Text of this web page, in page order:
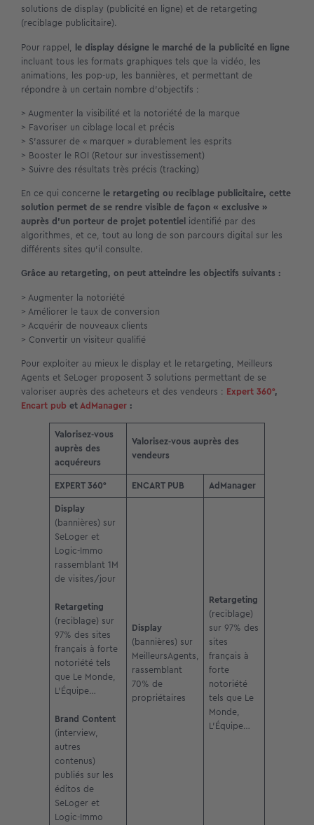
solutions de display (publicité en ligne) et de retargeting
(reciblage publicitaire).
Pour rappel, le display désigne le marché de la publicité en ligne
incluant tous les formats graphiques tels que la vidéo, les
animations, les pop-up, les bannières, et permettant de
répondre à un certain nombre d’objectifs :
> Augmenter la visibilité et la notoriété de la marque
> Favoriser un ciblage local et précis
> S’assurer de « marquer » durablement les esprits
> Booster le ROI (Retour sur investissement)
> Suivre des résultats très précis (tracking)
En ce qui concerne le retargeting ou reciblage publicitaire, cette
solution permet de se rendre visible de façon « exclusive »
auprès d’un porteur de projet potentiel identifié par des
algorithmes, et ce, tout au long de son parcours digital sur les
différents sites qu’il consulte.
Grâce au retargeting, on peut atteindre les objectifs suivants :
> Augmenter la notoriété
> Améliorer le taux de conversion
> Acquérir de nouveaux clients
> Convertir un visiteur qualifié
Pour exploiter au mieux le display et le retargeting, Meilleurs
Agents et SeLoger proposent 3 solutions permettant de se
valoriser auprès des acheteurs et des vendeurs : Expert 360°,
Encart pub etAdManager :
Valorisez-vous
auprès des
acquéreurs
Valorisez-vous auprès des
vendeurs
EXPERT 360° ENCART PUB
AdManager
Display
(bannières) sur
SeLoger et
Logic-Immo
rassemblant 1M
de visites/jour
Retargeting
(reciblage) sur
97% des sites
français à forte
notoriété tels
que Le Monde,
L’Équipe…
Brand Content
(interview,
autres
contenus)
publiés sur les
éditos de
SeLoger et
Logic-Immo
Display
(bannières) sur
MeilleursAgents,
rassemblant
70% de
propriétaires
Retargeting
(reciblage)
sur 97% des
sites
français à
forte
notoriété
tels que Le
Monde,
L’Équipe…